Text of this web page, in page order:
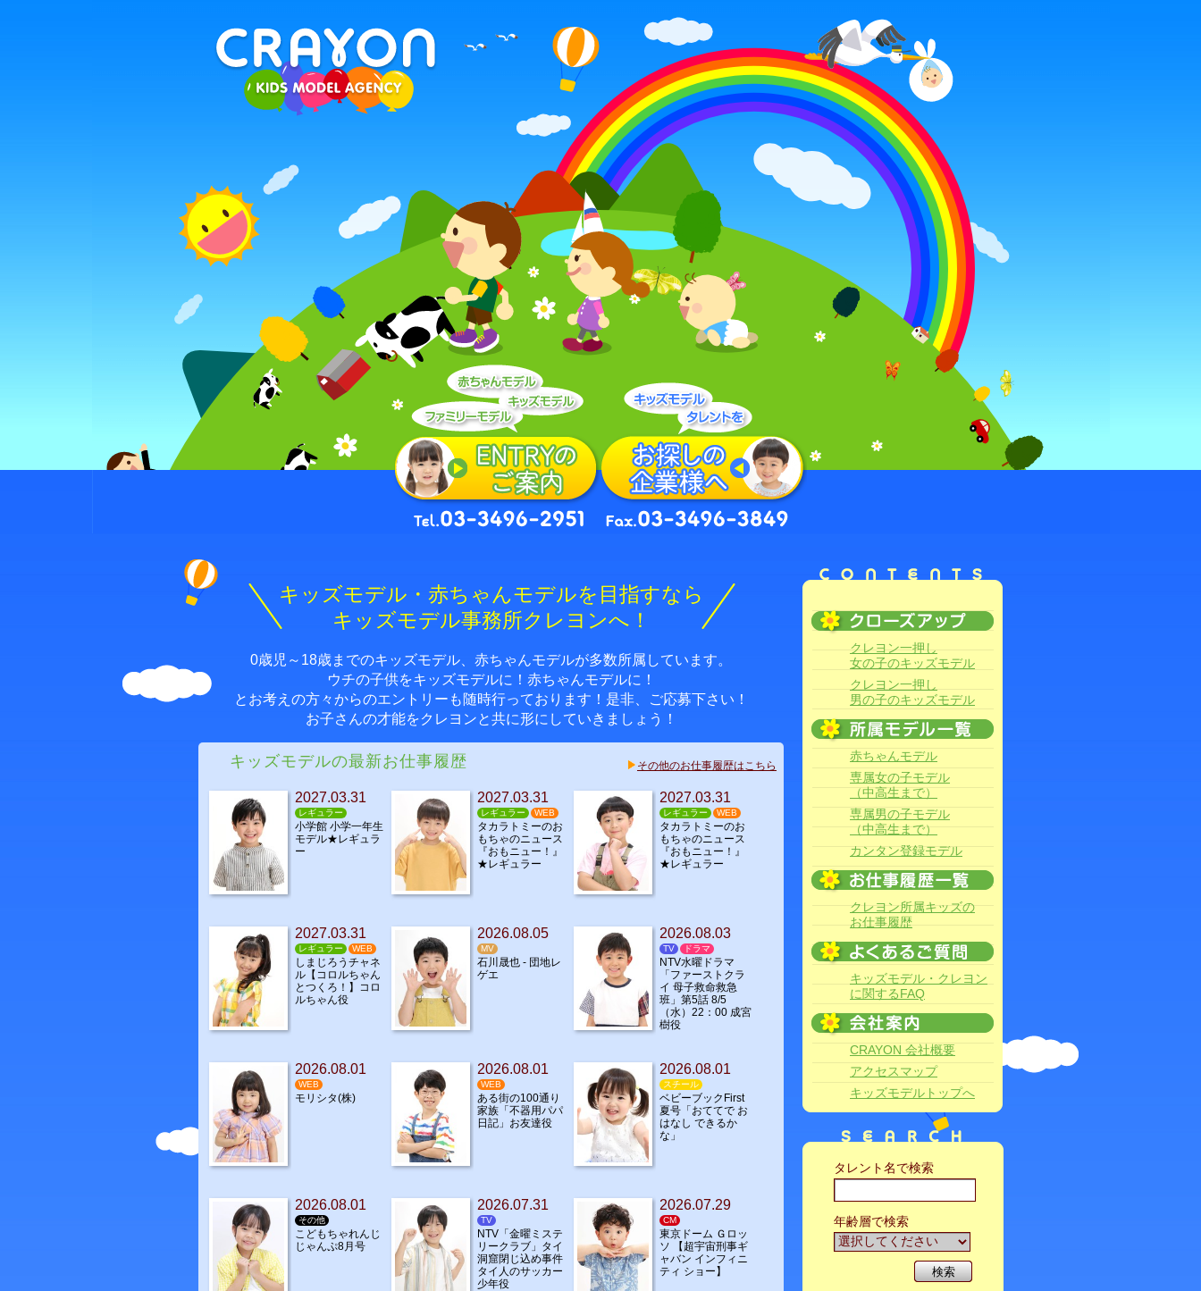
キッズモデル・赤ちゃんモデルを目指すなら
キッズモデル事務所クレヨンへ！
0歳児～18歳までのキッズモデル、赤ちゃんモデルが多数所属しています。
ウチの子供をキッズモデルに！赤ちゃんモデルに！
とお考えの方々からのエントリーも随時行っております！是非、ご応募下さい！
お子さんの才能をクレヨンと共に形にしていきましょう！
キッズモデルの最新お仕事履歴 その他のお仕事履歴はこちら
2027.03.31
レギュラー
小学館 小学一年生
モデル★レギュラ
ー
2027.03.31
レギュラー WEB
タカラトミーのお
もちゃのニュース
『おもニュー！』
★レギュラー
2027.03.31
レギュラー WEB
タカラトミーのお
もちゃのニュース
『おもニュー！』
★レギュラー
2027.03.31
レギュラー WEB
しまじろうチャネ
ル【コロルちゃん
とつくろ！】コロ
ルちゃん役
2026.08.05
MV
石川晟也 - 団地レ
ゲエ
2026.08.03
TV ドラマ
NTV水曜ドラマ
「ファーストクラ
イ 母子救命救急
班」第5話 8/5
（水）22：00 成宮
樹役
2026.08.01
WEB
モリシタ(株)
2026.08.01
WEB
ある街の100通り
家族「不器用パパ
日記」お友達役
2026.08.01
スチール
ベビーブックFirst
夏号「おててで お
はなし できるか
な」
2026.08.01
その他
こどもちゃれんじ
じゃんぷ8月号
2026.07.31
TV
NTV「金曜ミステ
リークラブ」タイ
洞窟閉じ込め事件
タイ人のサッカー
少年役
2026.07.29
CM
東京ドーム Ｇロッ
ソ 【超宇宙刑事ギ
ャバン インフィニ
ティ ショー】
クレヨン一押し
女の子のキッズモデル
クレヨン一押し
男の子のキッズモデル
赤ちゃんモデル
専属女の子モデル
（中高生まで）
専属男の子モデル
（中高生まで）
カンタン登録モデル
クレヨン所属キッズの
お仕事履歴
キッズモデル・クレヨン
に関するFAQ
CRAYON 会社概要
アクセスマップ
キッズモデルトップへ
タレント名で検索
年齢層で検索